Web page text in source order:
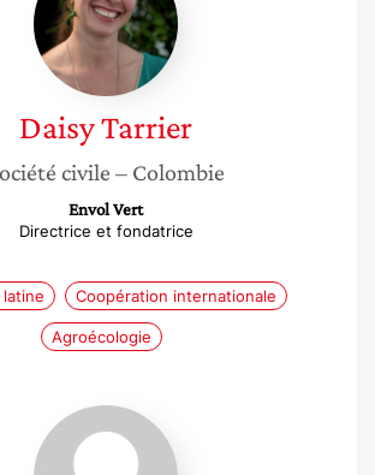
DaisyTarrier
civile – Colombie
Envol Vert
Directrice et fondatrice
Coopération internationale
Agroécologie
Monica
Brezzi